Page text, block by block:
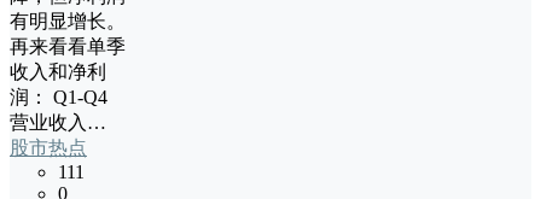
有明显增长。
再来看看单季
收入和净利
润： Q1-Q4
营业收入…
股市热点
111
0